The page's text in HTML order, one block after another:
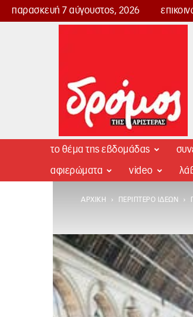
παρασκευή 7 αύγουστος, 2026
Δρόμος
το θέμα της εβδομάδας
αφιερώματα video
ΑΡΧΙΚΉ ΠΕΡΊΠΤΕΡΟ ΙΔΕΏΝ